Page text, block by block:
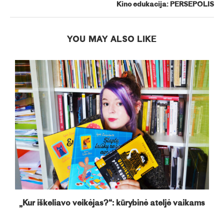
Kino edukacija: PERSEPOLIS
YOU MAY ALSO LIKE
„Kur iškeliavo veikėjas?“: kūrybinė ateljė vaikams